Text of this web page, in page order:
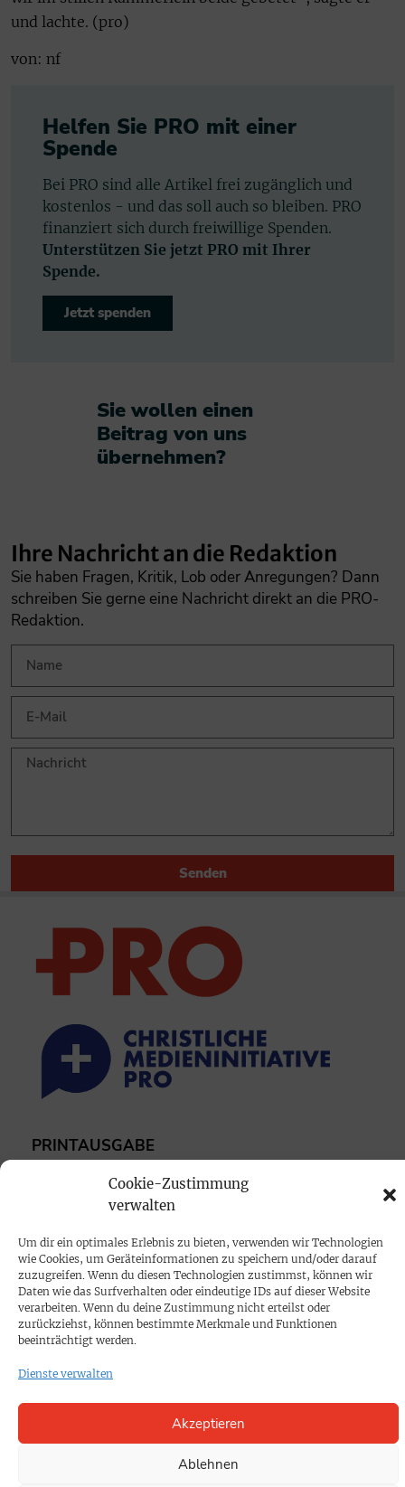
Cookie-Zustimmung
verwalten
Um dir ein optimales Erlebnis zu bieten, verwenden wir Technologien
wie Cookies, um Geräteinformationen zu speichern und/oder darauf
zuzugreifen. Wenn du diesen Technologien zustimmst, können wir
Daten wie das Surfverhalten oder eindeutige IDs auf dieser Website
verarbeiten. Wenn du deine Zustimmung nicht erteilst oder
zurückziehst, können bestimmte Merkmale und Funktionen
beeinträchtigt werden.
Dienste verwalten
Akzeptieren
Ablehnen
und lachte. (pro)
von: nf
Helfen Sie PRO mit einer
Spende
Bei PRO sind alle Artikel frei zugänglich und
kostenlos - und das soll auch so bleiben. PRO
finanziert sich durch freiwillige Spenden.
Unterstützen Sie jetzt PRO mit Ihrer
Spende.
Jetzt spenden
Sie wollen einen
Beitrag von uns
übernehmen?​
Ihre Nachricht an die Redaktion
Sie haben Fragen, Kritik, Lob oder Anregungen? Dann
schreiben Sie gerne eine Nachricht direkt an die PRO-
Redaktion.
Senden
PRINTAUSGABE
Mediadaten
Impressum
SPENDEN
Datenschutz